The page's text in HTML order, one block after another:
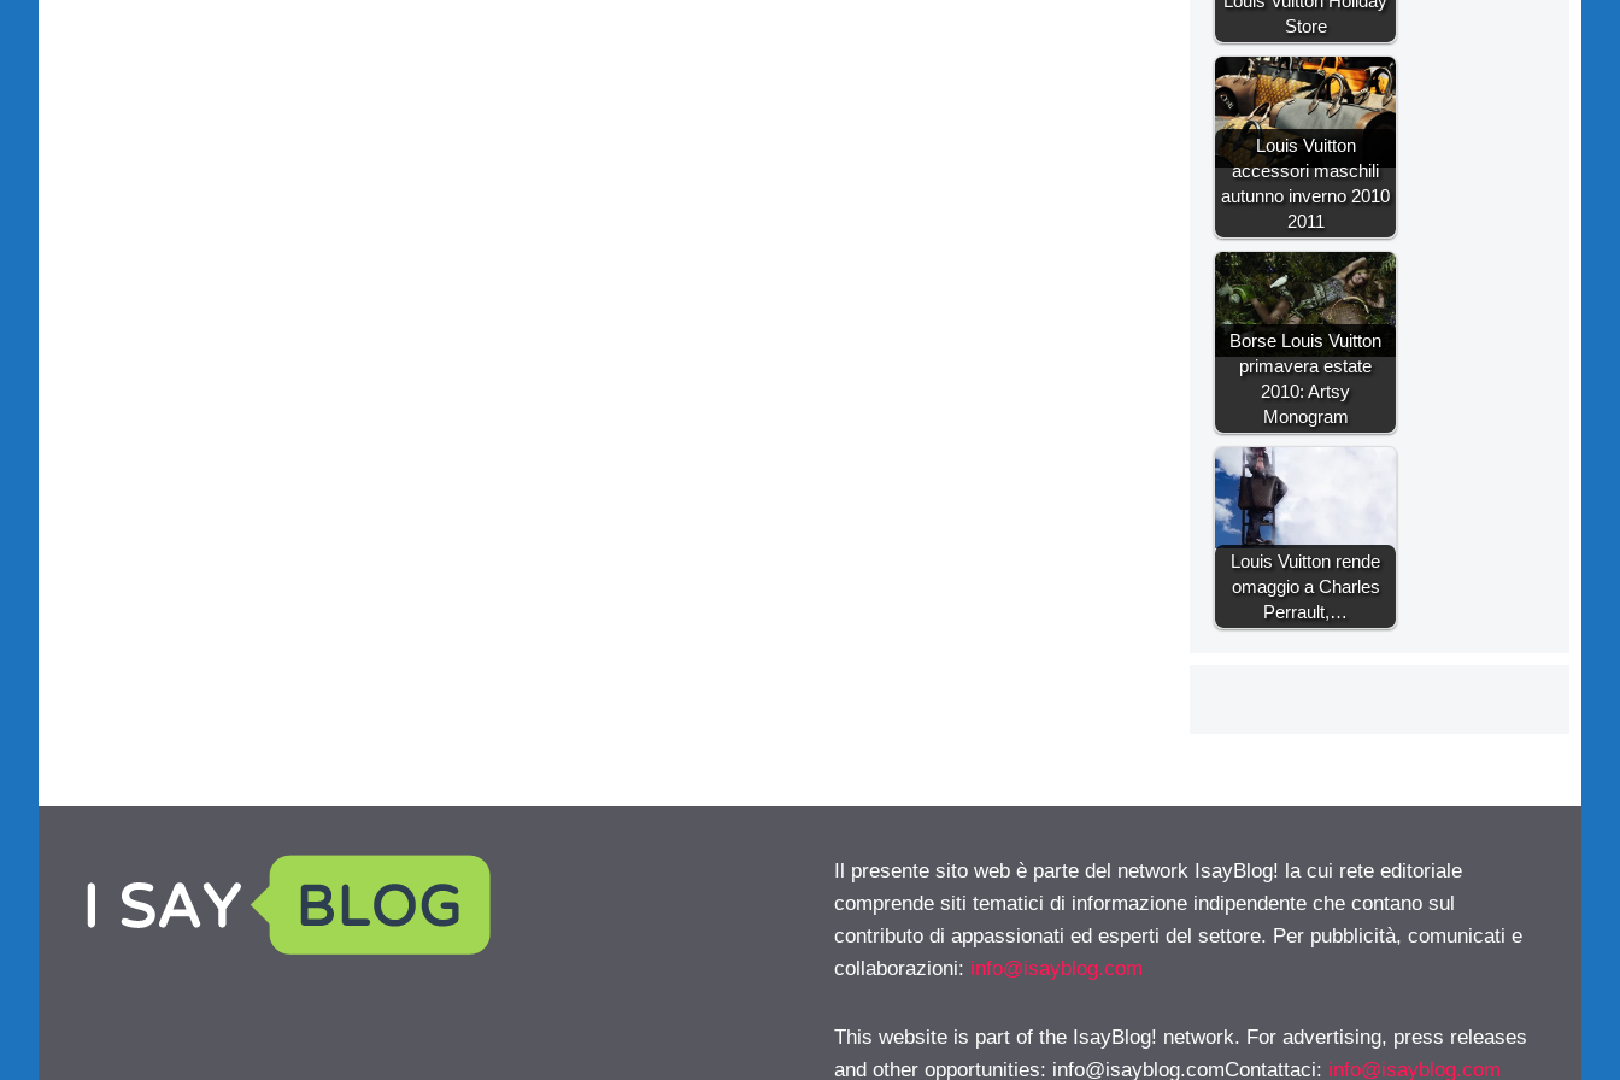
Store
Louis Vuitton
accessori maschili
autunno inverno 2010
2011
Borse Louis Vuitton
primavera estate
2010: Artsy
Monogram
Louis Vuitton rende
omaggio a Charles
Perrault,…
Il presente sito web è parte del network IsayBlog! la cui rete editoriale
comprende siti tematici di informazione indipendente che contano sul
contributo di appassionati ed esperti del settore. Per pubblicità, comunicati e
collaborazioni: info@isayblog.com
This website is part of the IsayBlog! network. For advertising, press releases
and other opportunities: info@isayblog.comContattaci: info@isayblog.com